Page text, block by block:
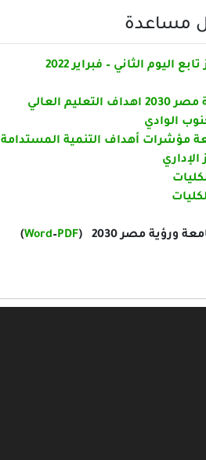
مساعدة
الثاني – فبراير 2022
العالي
الوادي
مؤشرات أهداف التنمية المستدامة 2030م
الإداري
مصر 2030 (
Word–PDF
)